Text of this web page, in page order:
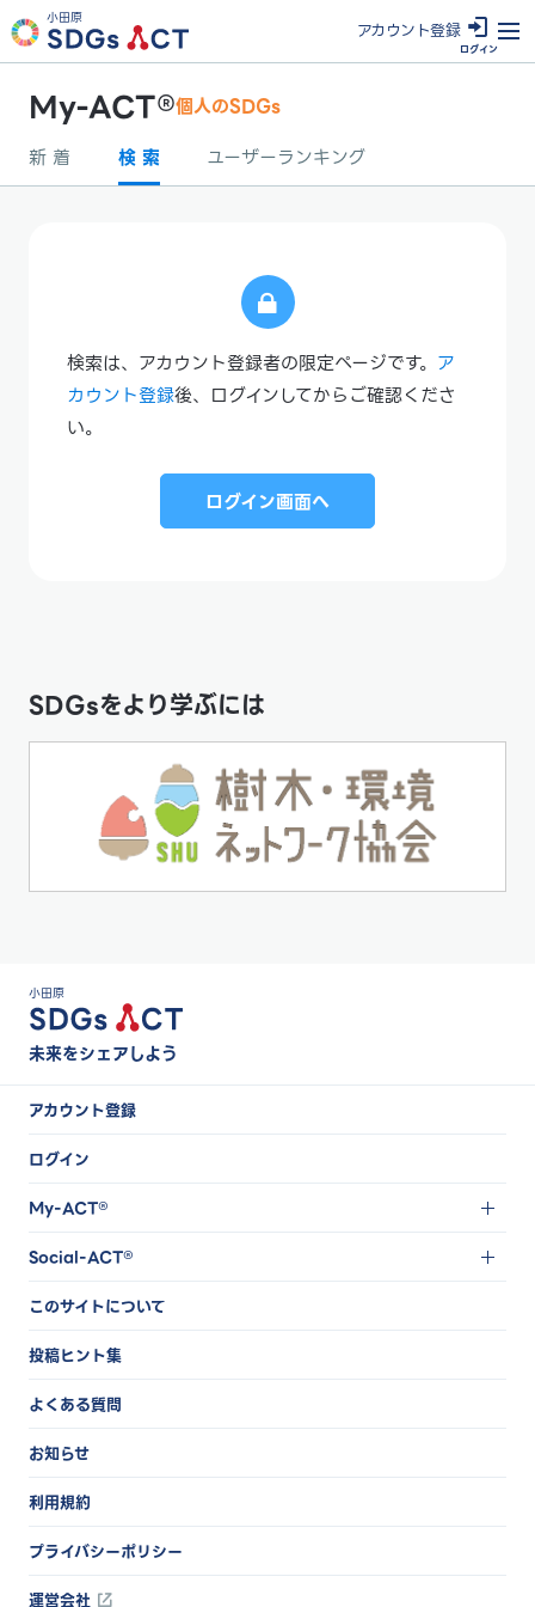
小田原
アカウント登録
ログイン
My-ACT®個人のSDGs
新 着
検 索 ユーザーランキング
検索は、アカウント登録者の限定ページです。 ア
カウント登録後、ログインしてからご確認くださ
い。
ログイン画面へ
SDGsをより学ぶには
小田原
未来をシェアしよう
アカウント登録
ログイン
My-ACT®
Social-ACT®
このサイトについて
投稿ヒント集
よくある質問
お知らせ
利用規約
プライバシーポリシー
運営会社